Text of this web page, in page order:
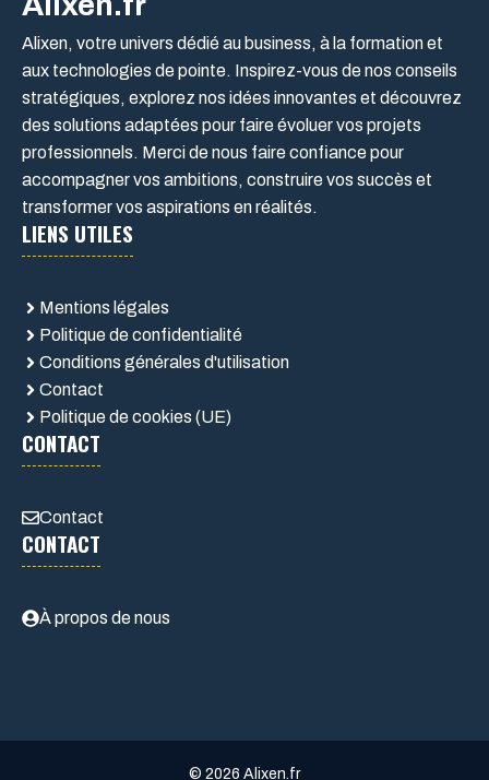
Alixen, votre univers dédié au business, à la formation et
aux technologies de pointe. Inspirez-vous de nos conseils
stratégiques, explorez nos idées innovantes et découvrez
des solutions adaptées pour faire évoluer vos projets
professionnels. Merci de nous faire confiance pour
accompagner vos ambitions, construire vos succès et
transformer vos aspirations en réalités.
LIENS UTILES
Mentions légales
Politique de confidentialité
Conditions générales d'utilisation
Contact
Politique de cookies (UE)
CONTACT
Contact
CONTACT
À propos de nous
© 2026 Alixen.fr